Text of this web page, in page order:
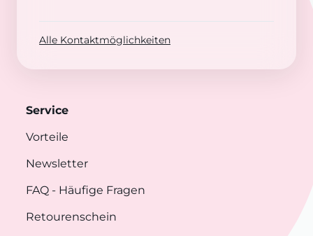
Alle Kontaktmöglichkeiten
Service
Vorteile
Newsletter
FAQ - Häufige Fragen
Retourenschein